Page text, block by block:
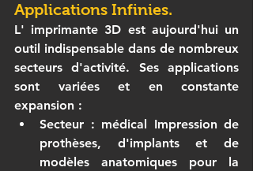
Applications Infinies.
L' imprimante 3D est aujourd'hui un
outil indispensable dans de nombreux
secteurs d'activité. Ses applications
sont variées et en constante
expansion :
Secteur : médical Impression de
prothèses, d'implants et de
modèles anatomiques pour la